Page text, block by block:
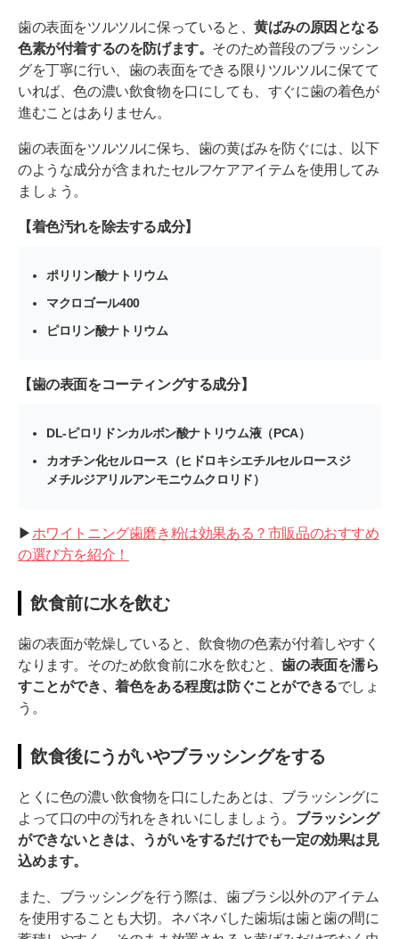
歯の表面をツルツルに保っていると、黄ばみの原因となる
色素が付着するのを防げます。 そのため普段のブラッシン
グを丁寧に行い、歯の表面をできる限りツルツルに保てて
いれば、色の濃い飲食物を口にしても、すぐに歯の着色が
進むことはありません。
歯の表面をツルツルに保ち、歯の黄ばみを防ぐには、以下
のような成分が含まれたセルフケアアイテムを使用してみ
ましょう。
【着色汚れを除去する成分】
ポリリン酸ナトリウム
マクロゴール400
ピロリン酸ナトリウム
【歯の表面をコーティングする成分】
DL-ピロリドンカルボン酸ナトリウム液（PCA）
カオチン化セルロース（ヒドロキシエチルセルロースジ
メチルジアリルアンモニウムクロリド）
▶︎ ホワイトニング歯磨き粉は効果ある？市販品のおすすめ
の選び方を紹介！
飲食前に水を飲む
歯の表面が乾燥していると、飲食物の色素が付着しやすく
なります。そのため飲食前に水を飲むと、歯の表面を濡ら
すことができ、着色をある程度は防ぐことができるでしょ
う。
飲食後にうがいやブラッシングをする
とくに色の濃い飲食物を口にしたあとは、ブラッシングに
よって口の中の汚れをきれいにしましょう。 ブラッシング
ができないときは、うがいをするだけでも一定の効果は見
込めます。
また、ブラッシングを行う際は、歯ブラシ以外のアイテム
を使用することも大切。ネバネバした歯垢は歯と歯の間に